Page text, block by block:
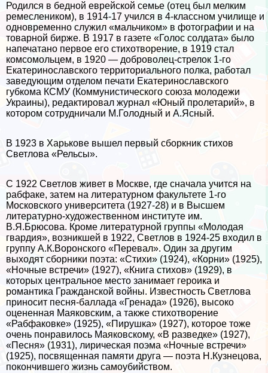
Родился в бедной еврейской семье (отец был мелким
ремеслеником), в 1914-17 учился в 4-классном училище и
одновременно служил «мальчиком» в фотографии и на
товарной бирже. В 1917 в газете «Голос солдата» было
напечатано первое его стихотворение, в 1919 стал
комсомольцем, в 1920 — доброволец-стрелок 1-го
Екатеринославского территориального полка, работал
заведующим отделом печати Екатеринославского
губкома КСМУ (Коммунистического союза молодежи
Украины), редактировал журнал «Юный пролетарий», в
котором сотрудничали М.Голодный и А.Ясный.
В 1923 в Харькове вышел первый сборкник стихов
Светлова «Рельсы».
С 1922 Светлов живет в Москве, где сначала учится на
рабфаке, затем на литературном факультете 1-го
Московского университета (1927-28) и в Высшем
литературно-художественном институте им.
В.Я.Брюсова. Кроме литературной группы «Молодая
гвардия», возникшей в 1922, Светлов в 1924-25 входил в
группу А.К.Воронского «Перевал». Один за другим
выходят сборники поэта: «Стихи» (1924), «Корни» (1925),
«Ночные встречи» (1927), «Книга стихов» (1929), в
которых центральное место занимает героика и
романтика Гражданской войны. Известность Светлова
приносит песня-баллада «Гренада» (1926), высоко
оцененная Маяковским, а также стихотворение
«Рабфаковке» (1925), «Пирушка» (1927), которое тоже
очень понравилось Маяковскому, «В разведке» (1927),
«Песня» (1931), лирическая поэма «Ночные встречи»
(1925), посвященная памяти друга — поэта Н.Кузнецова,
покончившего жизнь самоубийством.